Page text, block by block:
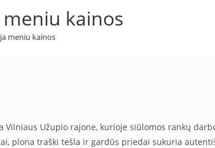
kainos
meniu kainos
Vilniaus Užupio rajone, kurioje siūlomos rankų
plona traški tešla ir gardūs priedai sukuria